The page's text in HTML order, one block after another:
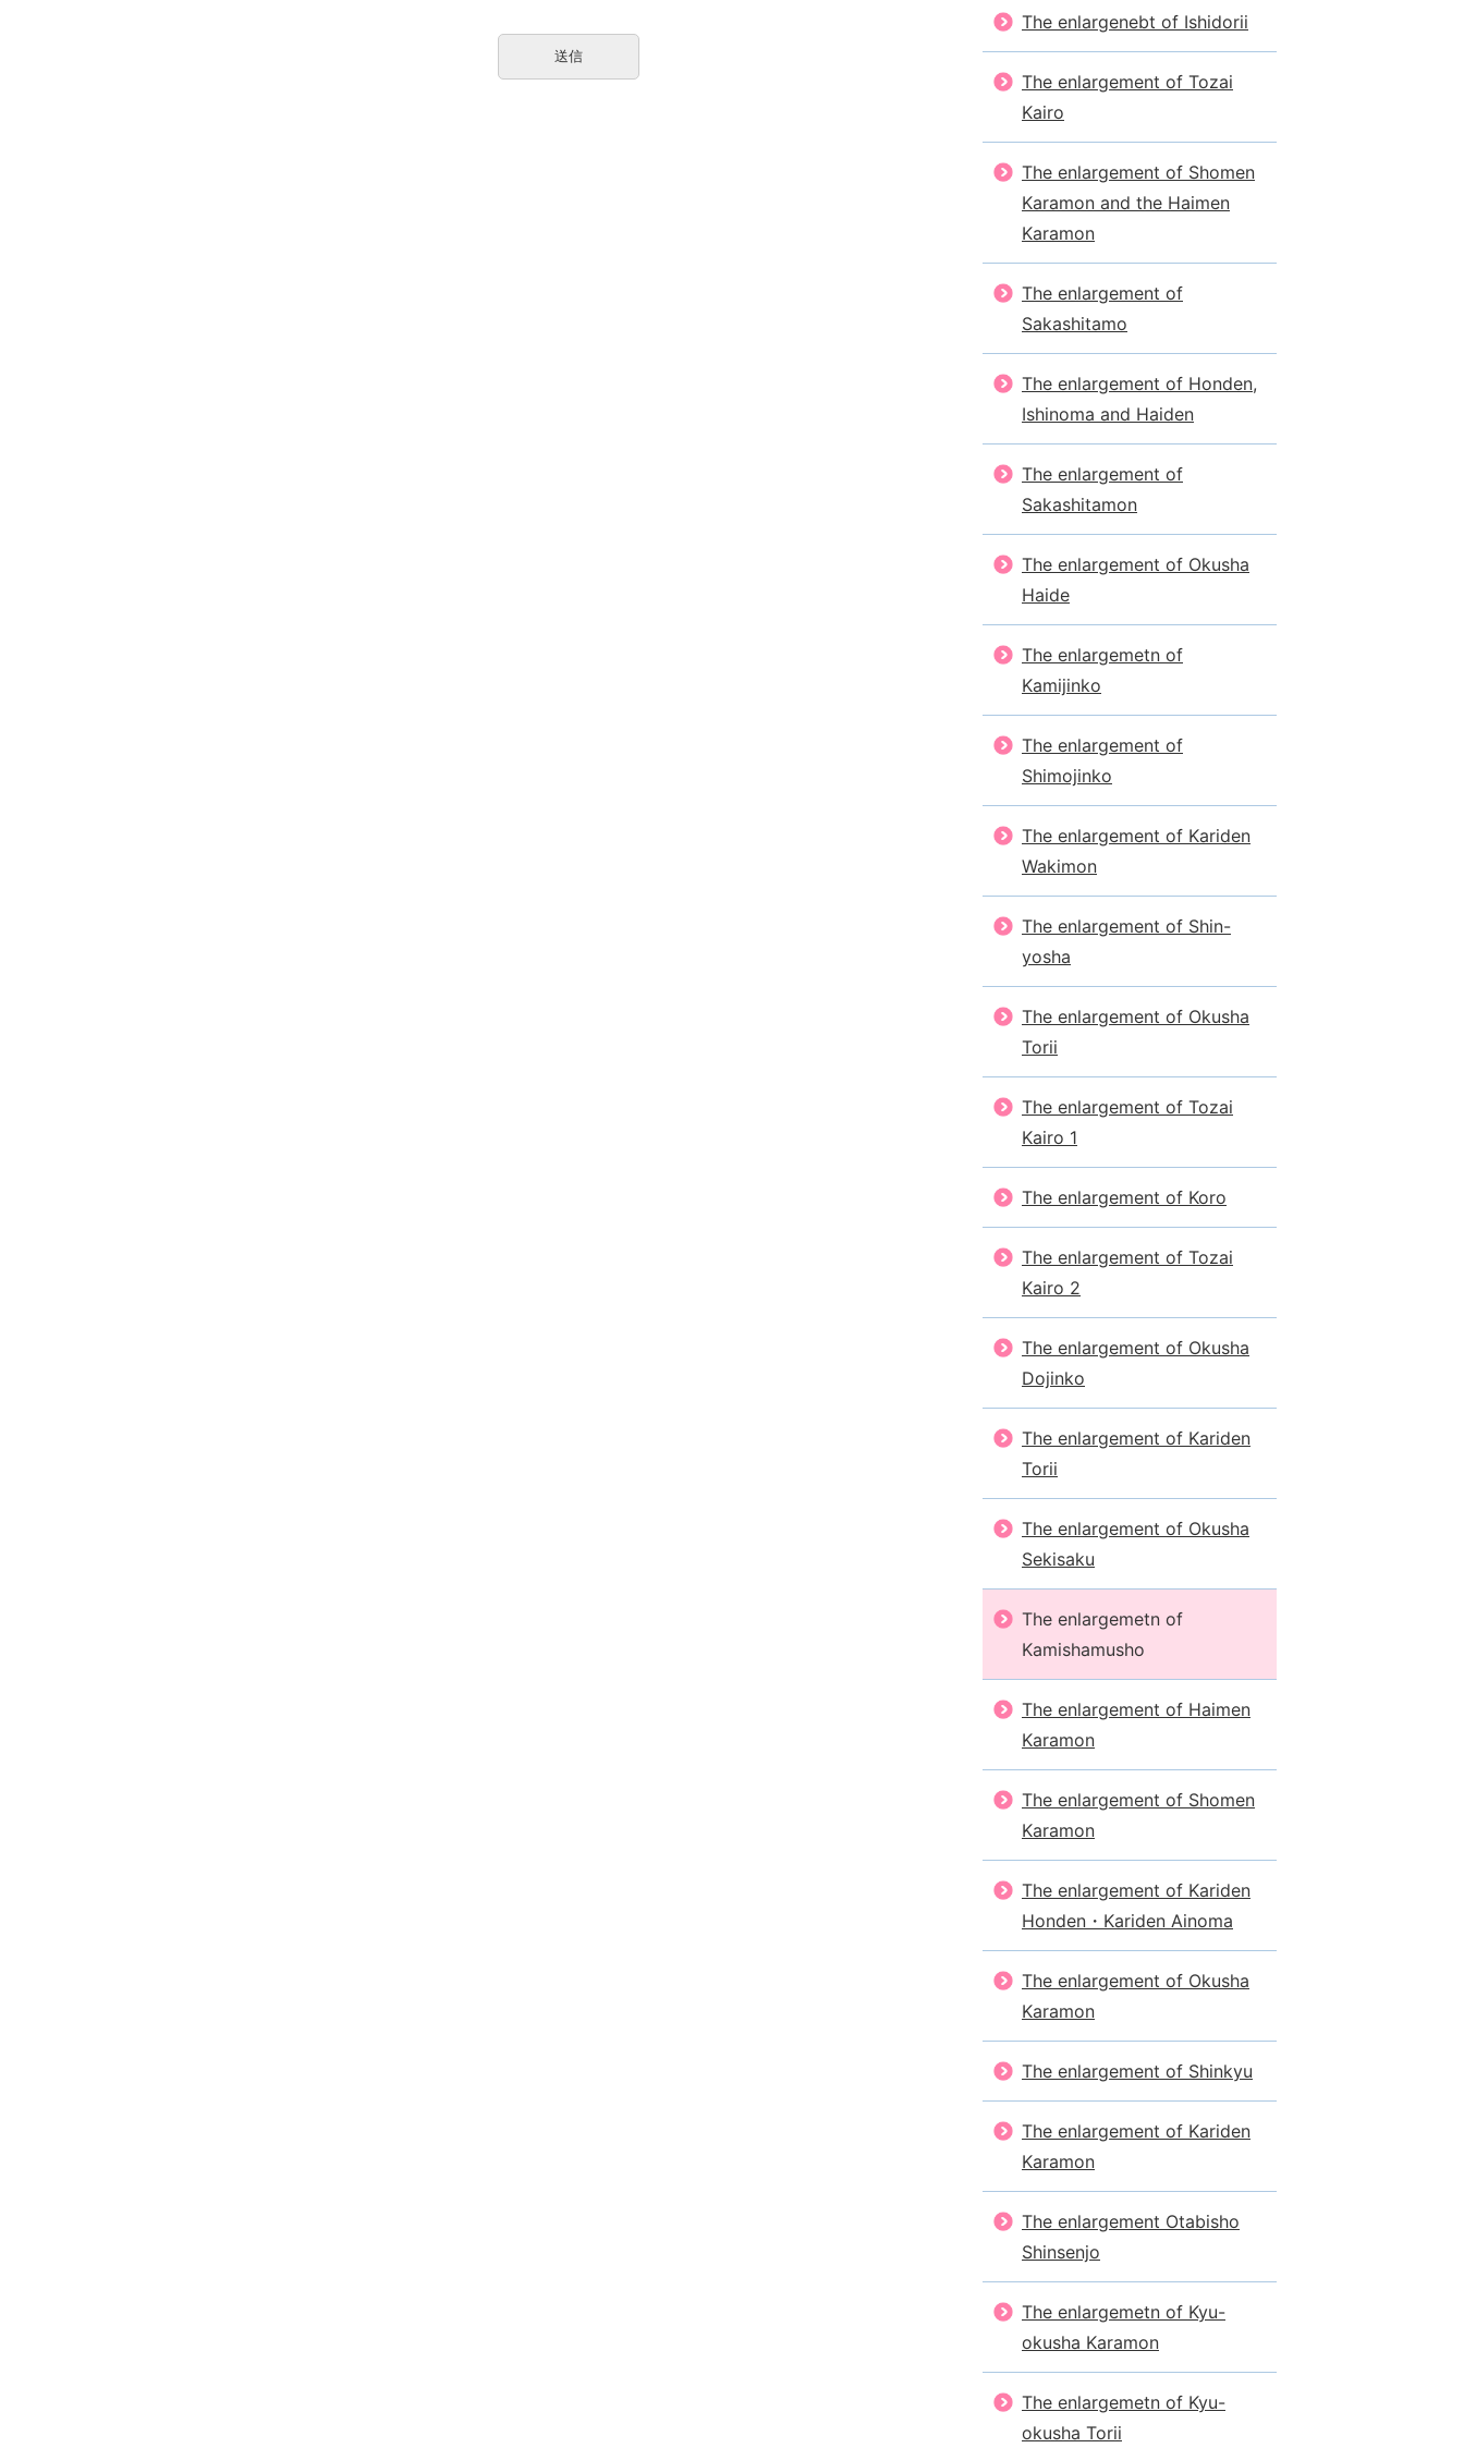
The enlargenebt of Ishidorii
The enlargement of Tozai
Kairo
The enlargement of Shomen
Karamon and the Haimen
Karamon
The enlargement of
Sakashitamo
The enlargement of Honden,
Ishinoma and Haiden
The enlargement of
Sakashitamon
The enlargement of Okusha
Haide
The enlargemetn of
Kamijinko
The enlargement of
Shimojinko
The enlargement of Kariden
Wakimon
The enlargement of Shin-
yosha
The enlargement of Okusha
Torii
The enlargement of Tozai
Kairo 1
The enlargement of Koro
The enlargement of Tozai
Kairo 2
The enlargement of Okusha
Dojinko
The enlargement of Kariden
Torii
The enlargement of Okusha
Sekisaku
The enlargemetn of
Kamishamusho
The enlargement of Haimen
Karamon
The enlargement of Shomen
Karamon
The enlargement of Kariden
Honden・Kariden Ainoma
The enlargement of Okusha
Karamon
The enlargement of Shinkyu
The enlargement of Kariden
Karamon
The enlargement Otabisho
Shinsenjo
The enlargemetn of Kyu-
okusha Karamon
The enlargemetn of Kyu-
okusha Torii